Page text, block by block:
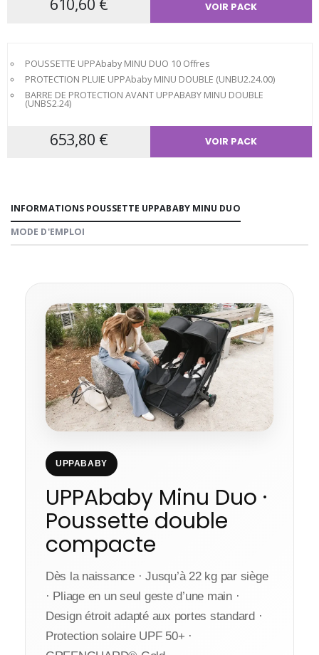
610,60 € VOIR PACK
POUSSETTE UPPAbaby MINU DUO 10 Offres
PROTECTION PLUIE UPPAbaby MINU DOUBLE (UNBU2.24.00)
BARRE DE PROTECTION AVANT UPPABABY MINU DOUBLE
(UNBS2.24)
653,80 € VOIR PACK
INFORMATIONS POUSSETTE UPPABABY MINU DUO
MODE D'EMPLOI
UPPABABY
UPPAbaby Minu Duo ·
Poussette double
compacte
Dès la naissance · Jusqu’à 22 kg par siège
· Pliage en un seul geste d’une main ·
Design étroit adapté aux portes standard ·
Protection solaire UPF 50+ ·